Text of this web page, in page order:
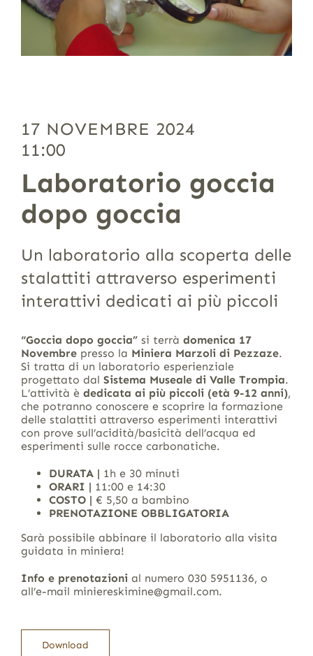
17 NOVEMBRE 2024
11:00
Laboratorio goccia
dopo goccia
Un laboratorio alla scoperta delle
stalattiti attraverso esperimenti
interattivi dedicati ai più piccoli
“Goccia dopo goccia”si terrà domenica 17
Novembrepresso la Miniera Marzoli di Pezzaze.
Si tratta di un laboratorio esperienziale
progettato dal Sistema Museale di Valle Trompia.
L’attività è dedicata ai più piccoli (età 9-12 anni),
che potranno conoscere e scoprire la formazione
delle stalattiti attraverso esperimenti interattivi
con prove sull’acidità/basicità dell’acqua ed
esperimenti sulle rocce carbonatiche.
DURATA | 1h e 30 minuti
ORARI | 11:00 e 14:30
COSTO | € 5,50 a bambino
PRENOTAZIONE OBBLIGATORIA
Sarà possibile abbinare il laboratorio alla visita
guidata in miniera!
Info e prenotazionial numero 030 5951136, o
all’e-mail miniereskimine@gmail.com.
Download